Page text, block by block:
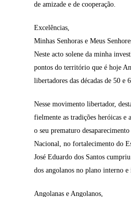
de amizade e de cooperação.
Excelências,
Minhas Senhoras e Meus
Neste acto solene da minha
pontos do território que é hoje
libertadores das décadas de 50 e
Nesse movimento libertador,
fielmente as tradições heróicas e
o seu prematuro
Nacional, no fortalecimento do
José Eduardo dos Santos
dos angolanos no plano interno
Angolanas e Angolanos,